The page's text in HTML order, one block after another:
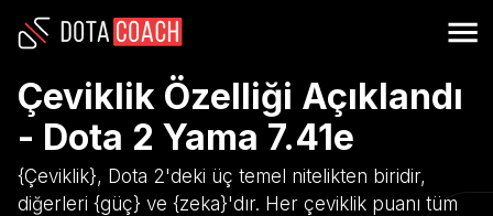
Çeviklik Özelliği Açıklandı
- Dota 2 Yama 7.41e
{Çeviklik}, Dota 2'deki üç temel nitelikten biridir,
diğerleri {güç} ve {zeka}'dır. Her çeviklik puanı tüm